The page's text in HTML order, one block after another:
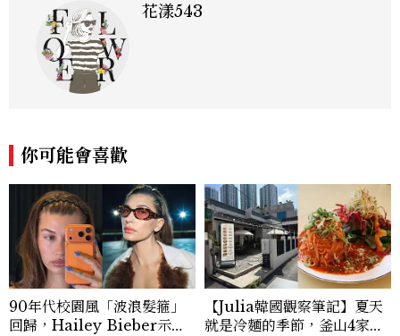
花漾543
你可能會喜歡
90年代校園風「波浪髮箍」
回歸，Hailey Bieber示範
【Julia韓國觀察筆記】夏天
就是冷麵的季節，釜山4家必